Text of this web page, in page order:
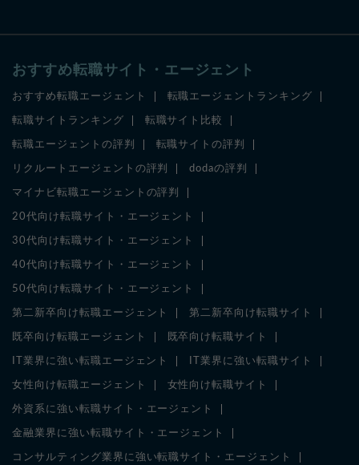
おすすめ転職サイト・エージェント
おすすめ転職エージェント 転職エージェントランキング
転職サイトランキング 転職サイト比較
転職エージェントの評判 転職サイトの評判
リクルートエージェントの評判 dodaの評判
マイナビ転職エージェントの評判
20代向け転職サイト・エージェント
30代向け転職サイト・エージェント
40代向け転職サイト・エージェント
50代向け転職サイト・エージェント
第二新卒向け転職エージェント 第二新卒向け転職サイト
既卒向け転職エージェント 既卒向け転職サイト
IT業界に強い転職エージェント IT業界に強い転職サイト
女性向け転職エージェント 女性向け転職サイト
外資系に強い転職サイト・エージェント
金融業界に強い転職サイト・エージェント
コンサルティング業界に強い転職サイト・エージェント